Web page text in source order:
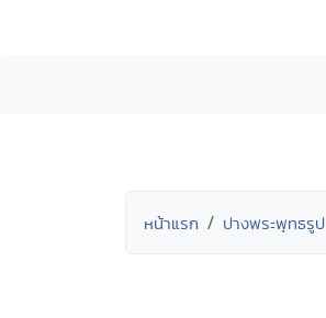
หน้าแรก ปางพระพุทธรูป